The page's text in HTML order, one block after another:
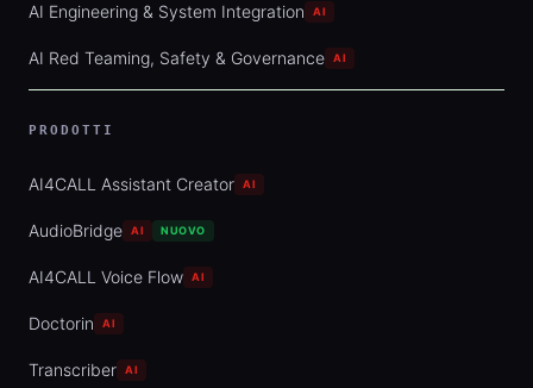
AI Engineering & System Integration AI
AI Red Teaming, Safety & Governance AI
PRODOTTI
AI4CALL Assistant Creator AI
AudioBridge AI NUOVO
AI4CALL Voice Flow AI
Doctorin AI
Transcriber AI